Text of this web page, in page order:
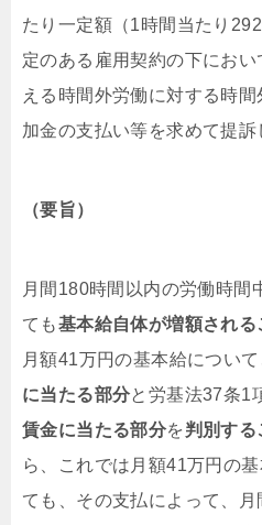
たり一定額（1時間当たり
定のある雇用契約の下にお
える時間外労働に対する時
加金の支払い等を求めて提訴
（要旨）
月間180時間以内の労働時間
ても基本給自体が増額される
月額41万円の基本給について
に当たる部分と労基法37条1
賃金に当たる部分を判別す
ら、これでは月額41万円の
ても、その支払によって、